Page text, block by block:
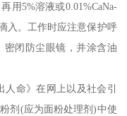
用5%溶液或0.01%CaNa-
入。工作时应注意保护呼
密闭防尘眼镜，并涂含油
命》在网上以及社会引
剂(应为面粉处理剂)中使